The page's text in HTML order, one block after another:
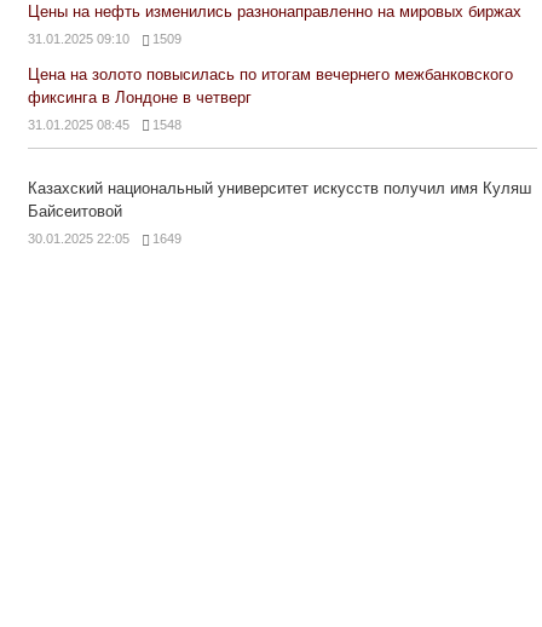
Цены на нефть изменились разнонаправленно на мировых биржах
31.01.2025 09:10 1509
Цена на золото повысилась по итогам вечернего межбанковского
фиксинга в Лондоне в четверг
31.01.2025 08:45 1548
Казахский национальный университет искусств получил имя Куляш
Байсеитовой
30.01.2025 22:05 1649